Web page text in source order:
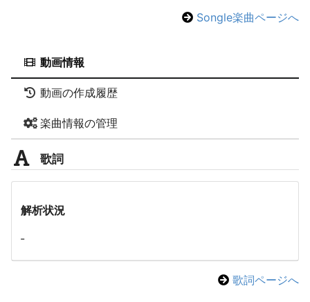
Songle楽曲ページへ
動画情報
動画の作成履歴
楽曲情報の管理
歌詞
解析状況
-
歌詞ページへ